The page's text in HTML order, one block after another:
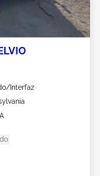
Interfaz